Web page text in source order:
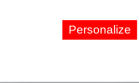
Personalize